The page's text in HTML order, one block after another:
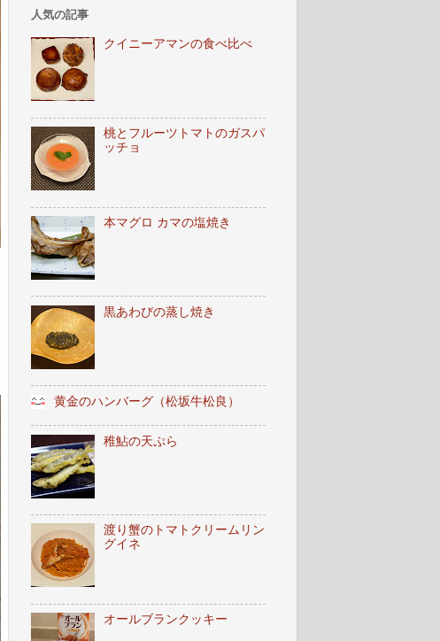
人気の記事
クイニーアマンの食べ比べ
桃とフルーツトマトのガスパ
ッチョ
本マグロ カマの塩焼き
黒あわびの蒸し焼き
黄金のハンバーグ（松坂牛松良）
稚鮎の天ぷら
渡り蟹のトマトクリームリン
グイネ
オールブランクッキー